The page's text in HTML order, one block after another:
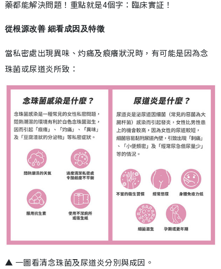
藥都能解決問題！重點就是4個字：臨床實証！
從根源改善 細看成因及特徵
當私密處出現異味、灼痛及痕癢狀況時，有可能是因為念
珠菌或尿道炎所致：
▲ 一圖看清念珠菌及尿道炎分別與成因。